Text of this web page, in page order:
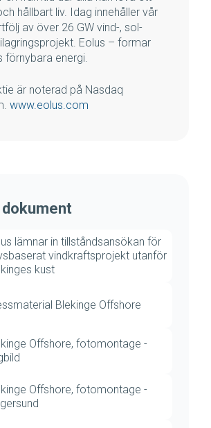
hållbart liv. Idag innehåller vår
av över 26 GW vind-, sol-
Eolus – formar
förnybara energi.
är noterad på Nasdaq
www.eolus.com
dokument
lämnar in tillståndsansökan för
vindkraftsprojekt utanför
kust
Blekinge Offshore
Offshore, fotomontage -
Offshore, fotomontage -